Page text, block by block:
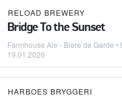
RELOAD BREWERY
Bridge To the Sunset
Farmhouse Ale - Bière de Garde •
19.01.2026
HARBOES BRYGGERI